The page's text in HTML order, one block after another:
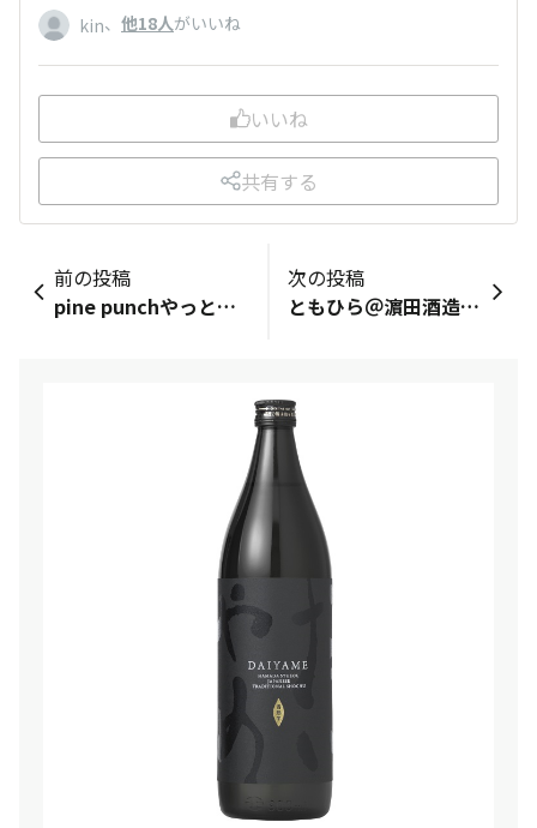
kin、 他18人がいいね
いいね
共有する
前の投稿
pine punchやっといただきました！香りはパイナップルなんですけど、味は焼酎の香りがします。🍍もともと焼酎の重たさが苦手なのですが、流石濵田酒造さん。軽やかで飲みやすくほんっとうに美味しいです！私はご飯と一緒にと言うよりはpine punchだけで嗜みたいなと思いました。限定商品なのが残念です🥲追加販売もされたみたいなので気になる方は是非！濵田さん、いつも美味しい焼酎をありがとうございます！https://shochu.life/item/003402?_bdsid=3ClD1k.pYrF8LQ.1782875196404.1782875200&amp;_bd_prev_page=https%3A%2F%2Fwww.hamadasyuzou.co.jp%2Fdenzouin%2Fproducts%2Fhamada_ua_lab.html&amp;_bdrpf=0
次の投稿
ともひら＠濵田酒造です！当社は７月から新しい年度がスタートしました！今年度も「だいやめ横丁」をよろしくお願いします。さて、年度はじめでいろいろ忙しかったのですが、今日はお休みの土曜日！ひとり自宅でゆる～く「マーガオのチルグリ」と、先日、広島市紙屋町シャレオでイベント実施した際にいただいた「広島お好みソースあられ（オタフクソースパウダー使用）」をペアリング中！甘口ソース味のあられと爽やかなシトラスのような香りのCHILLGREENと相性が抜群です！